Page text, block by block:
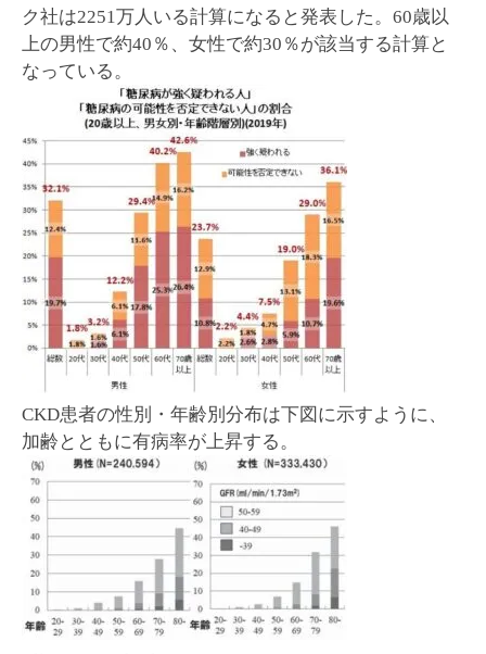
ク社は2251万人いる計算になると発表した。60歳以
上の男性で約40％、女性で約30％が該当する計算と
なっている。
CKD患者の性別・年齢別分布は下図に示すように、
加齢とともに有病率が上昇する。